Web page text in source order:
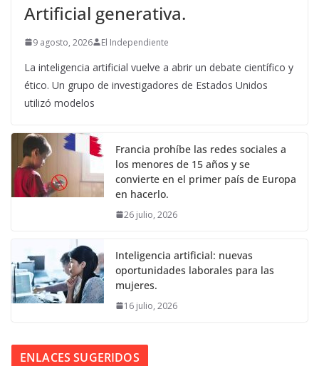
Artificial generativa.
9 agosto, 2026 El Independiente
La inteligencia artificial vuelve a abrir un debate científico y
ético. Un grupo de investigadores de Estados Unidos
utilizó modelos
Francia prohíbe las redes sociales a
los menores de 15 años y se
convierte en el primer país de Europa
en hacerlo.
26 julio, 2026
Inteligencia artificial: nuevas
oportunidades laborales para las
mujeres.
16 julio, 2026
ENLACES SUGERIDOS